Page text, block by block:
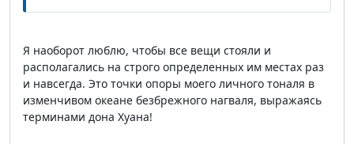
Я наоборот люблю, чтобы все вещи стояли и
располагались на строго определенных им местах раз
и навсегда. Это точки опоры моего личного тоналя в
изменчивом океане безбрежного нагваля, выражаясь
терминами дона Хуана!